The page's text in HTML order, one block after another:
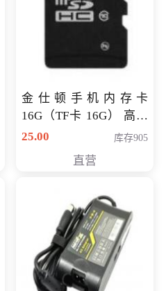
金仕顿手机内存卡
16G（TF卡 16G） 高速
卡 CLASS 10
25.00 库存905
直营